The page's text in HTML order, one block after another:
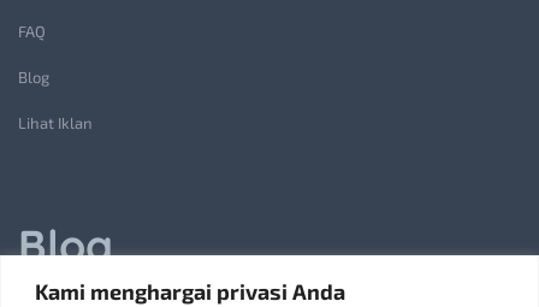
Kami menghargai privasi Anda
FAQ
Blog
Lihat Iklan
Blog